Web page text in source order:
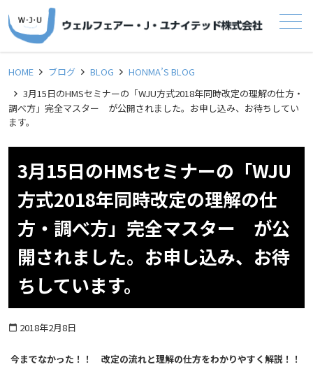
メニュー
HOME ブログ BLOG
HONMA’S BLOG
3月15日のHMSセミナーの「WJU方式2018年同時改定の理解の仕方・
調べ方」完全マスター が公開されました。お申し込み、お待ちしてい
ます。
3月15日のHMSセミナーの「WJU
方式2018年同時改定の理解の仕
方・調べ方」完全マスター が公
開されました。お申し込み、お待
ちしています。
calendar_today 2018年2月8日
今までなかった！！ 改定の流れと理解の仕方をわかりやすく解説！！